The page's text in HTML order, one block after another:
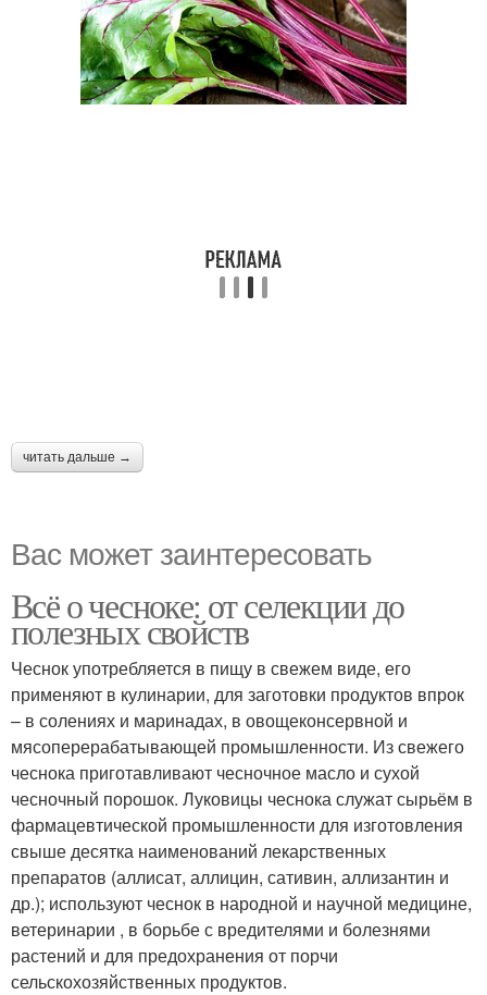
читать дальше →
Вас может заинтересовать
Всё о чесноке: от селекции до
полезных свойств
Чеснок употребляется в пищу в свежем виде, его
применяют в кулинарии, для заготовки продуктов впрок
– в солениях и маринадах, в овощеконсервной и
мясоперерабатывающей промышленности. Из свежего
чеснока приготавливают чесночное масло и сухой
чесночный порошок. Луковицы чеснока служат сырьём в
фармацевтической промышленности для изготовления
свыше десятка наименований лекарственных
препаратов (аллисат, аллицин, сативин, аллизантин и
др.); используют чеснок в народной и научной медицине,
ветеринарии , в борьбе с вредителями и болезнями
растений и для предохранения от порчи
сельскохозяйственных продуктов.